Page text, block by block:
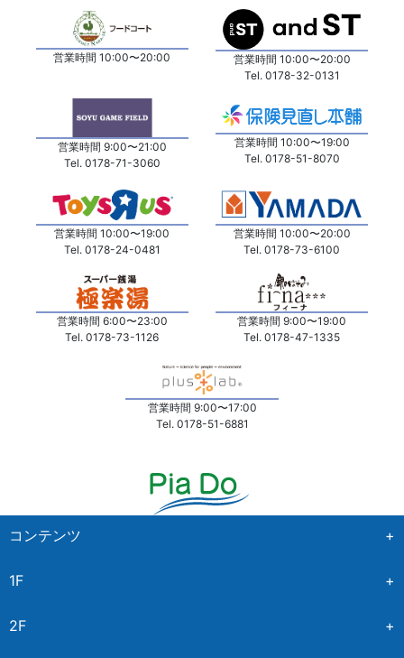
営業時間 10:00〜20:00
営業時間 10:00〜20:00
Tel. 0178-32-0131
営業時間 9:00〜21:00
Tel. 0178-71-3060
営業時間 10:00〜19:00
Tel. 0178-51-8070
営業時間 10:00〜19:00
Tel. 0178-24-0481
営業時間 10:00〜20:00
Tel. 0178-73-6100
営業時間 6:00〜23:00
Tel. 0178-73-1126
営業時間 9:00〜19:00
Tel. 0178-47-1335
営業時間 9:00〜17:00
Tel. 0178-51-6881
コンテンツ +
ホーム
NEWS&EVENT
1F +
イオンスタイル
2F +